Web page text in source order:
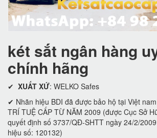
két sắt ngân hàng
chính hãng
✔ XUẤT XỨ: WELKO Safes
✔ Nhãn hiệu BDI đã được bảo hộ tại Việt
TRÍ TUỆ CẤP TỪ NĂM 2009 (được Cục Sở
quyết định số 3737/QĐ-SHTT ngày 24/2/
hiệu số: 120132)